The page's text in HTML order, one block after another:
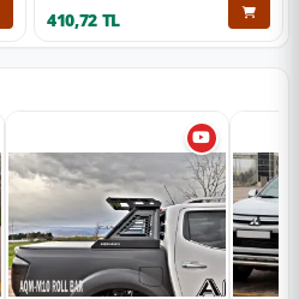
410,72 TL